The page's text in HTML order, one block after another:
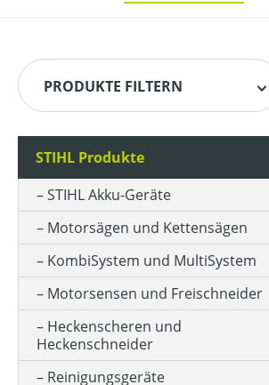
PRODUKTE FILTERN
HERSTELLER
KLASSIFIZIERUNG
PREIS
STIHL Produkte
STIHL Akku-Geräte
Motorsägen und Kettensägen
KombiSystem und MultiSystem
Motorsensen und Freischneider
Heckenscheren und
Heckenschneider
Reinigungsgeräte